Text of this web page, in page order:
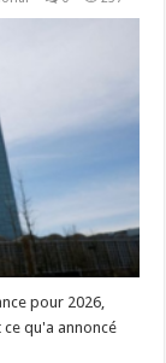
pour 2026,
ce qu'a annoncé